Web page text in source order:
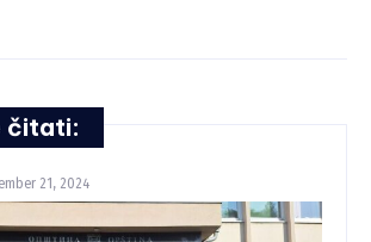
čitati:
21, 2024